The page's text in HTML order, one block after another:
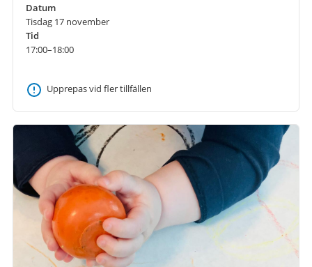
Datum
Tisdag 17 november
Tid
17:00–18:00
Upprepas vid fler tillfällen